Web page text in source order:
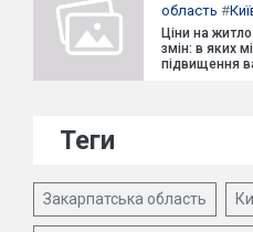
область #
Ціни на
змін: в яких
підвищення
Теги
Закарпатська область